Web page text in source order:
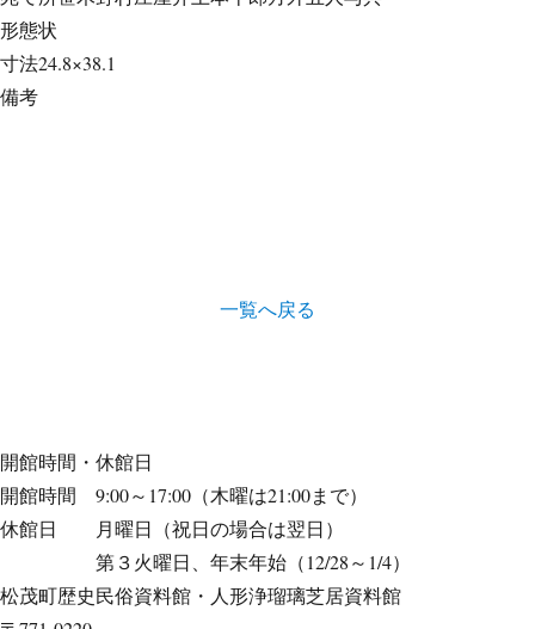
形態状
寸法24.8×38.1
備考
一覧へ戻る
開館時間・休館日
開館時間 9:00～17:00（木曜は21:00まで）
休館日 月曜日（祝日の場合は翌日）
第３火曜日、年末年始（12/28～1/4）
松茂町歴史民俗資料館・人形浄瑠璃芝居資料館